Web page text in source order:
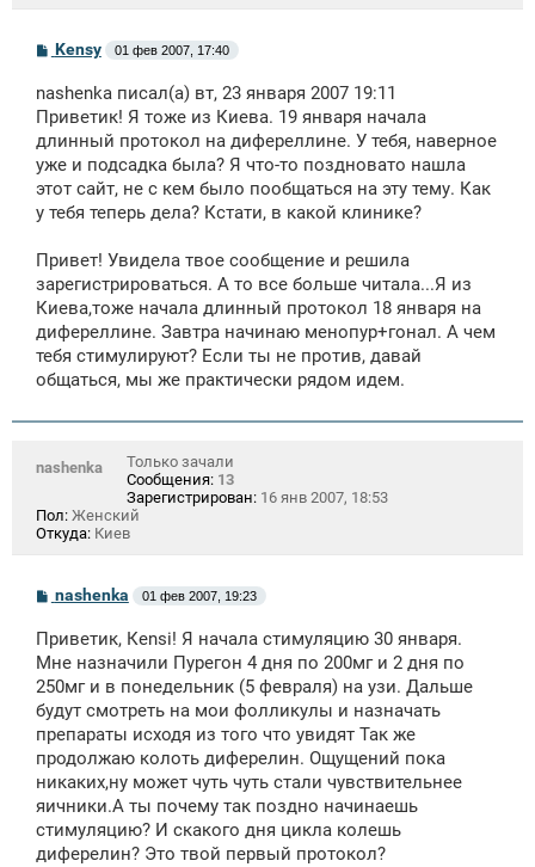
С
б
щ
е
н
и
Kensy 01 фев 2007, 17:40
nashenka писал(а) вт, 23 января 2007 19:11
Приветик! Я тоже из Киева. 19 января начала
длинный протокол на дифереллине. У тебя, наверное
уже и подсадка была? Я что-то поздновато нашла
этот сайт, не с кем было пообщаться на эту тему. Как
у тебя теперь дела? Кстати, в какой клинике?
Привет! Увидела твое сообщение и решила
зарегистрироваться. А то все больше читала...Я из
Киева,тоже начала длинный протокол 18 января на
дифереллине. Завтра начинаю менопур+гонал. А чем
тебя стимулируют? Если ты не против, давай
общаться, мы же практически рядом идем.
nashenka
Только зачали
Сообщения: 13
Зарегистрирован: 16 янв 2007, 18:53
Пол: Женский
Откуда: Киев
С
б
щ
е
н
и
nashenka 01 фев 2007, 19:23
Приветик, Кensi! Я начала стимуляцию 30 января.
Мне назначили Пурегон 4 дня по 200мг и 2 дня по
250мг и в понедельник (5 февраля) на узи. Дальше
будут смотреть на мои фолликулы и назначать
препараты исходя из того что увидят Так же
продолжаю колоть диферелин. Ощущений пока
никаких,ну может чуть чуть стали чувствительнее
яичники.А ты почему так поздно начинаешь
стимуляцию? И скакого дня цикла колешь
диферелин? Это твой первый протокол?